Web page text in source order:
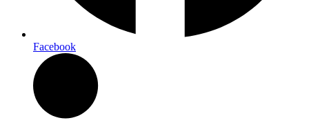
Facebook